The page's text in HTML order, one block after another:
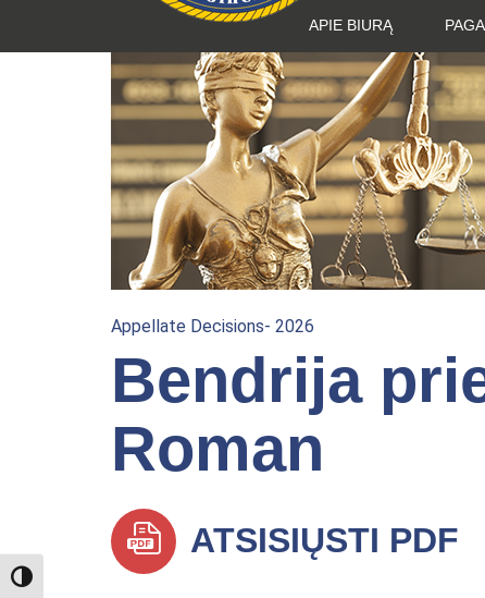
TOGGLE HIGH CONTRAST
APIE BIURĄ
Appellate Decisions- 2026
Bendrija
Roman
ATSISIŲSTI PDF